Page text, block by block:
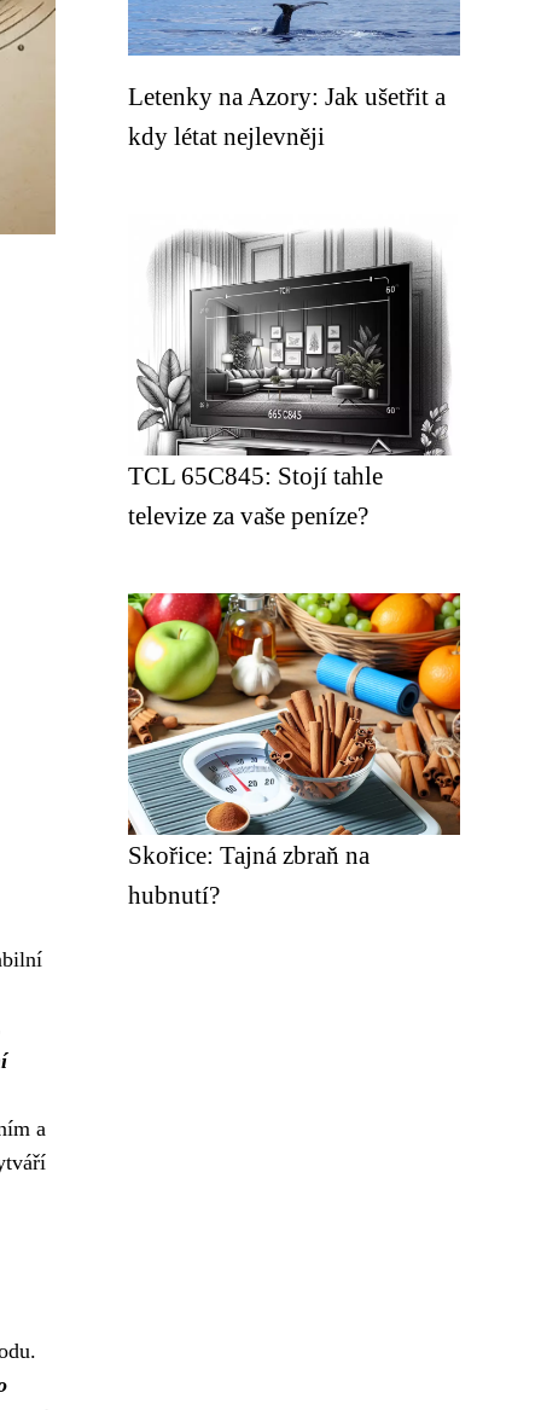
a
Letenky na Azory: Jak ušetřit a
kdy létat nejlevněji
TCL 65C845: Stojí tahle
televize za vaše peníze?
Skořice: Tajná zbraň na
hubnutí?